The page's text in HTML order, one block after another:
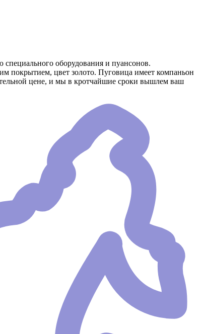
оборудования и пуансонов.
покрытием, цвет золото. Пуговица имеет компаньон
цене, и мы в кротчайшие сроки вышлем ваш